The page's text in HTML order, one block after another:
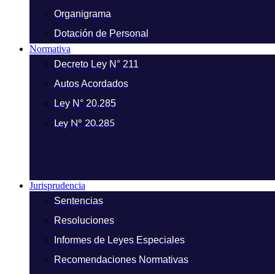
Organigrama
Dotación de Personal
Normativa
Decreto Ley N° 211
Autos Acordados
Ley N° 20.285
Ley N° 20.285
Jurisprudencia
Sentencias
Resoluciones
Informes de Leyes Especiales
Recomendaciones Normativas